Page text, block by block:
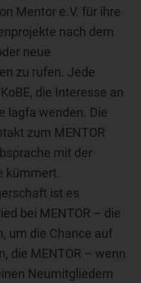
Mentor e.V. für ihre
nach dem
neue
zu rufen. Jede
die Interesse an
lagfa wenden. Die
zum MENTOR
mit der
kümmert.
ist es
bei MENTOR – die
um die Chance auf
die MENTOR – wenn
Neumitgliedern